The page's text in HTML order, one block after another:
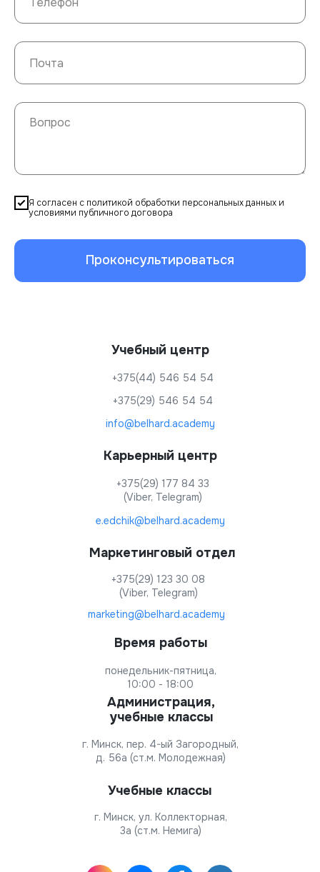
Я согласен с политикой обработки персональных данных и
условиями публичного договора
Проконсультироваться
Учебный центр
+375(44) 546 54 54
понедельник-пятница,
10:00 - 18:00
Время работы
Учебные классы
г. Минск, ул. Коллекторная,
3а (ст.м. Немига)
Администрация,
учебные классы
г. Минск, пер. 4-ый Загородный,
д. 56а (ст.м. Молодежная)
+375(29) 546 54 54
info@belhard.academy
e.edchik@belhard.academy
marketing@belhard.academy
+375(29) 177 84 33
(Viber, Telegram)
+375(29) 123 30 08
(Viber, Telegram)
Карьерный центр
Маркетинговый отдел